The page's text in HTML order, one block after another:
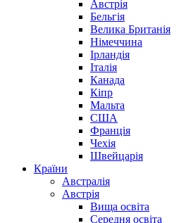
Австрія
Бельгія
Велика Британія
Німеччина
Ірландія
Італія
Канада
Кіпр
Мальта
США
Франція
Чехія
Швейцарія
Країни
Австралія
Австрія
Вища освіта
Середня освіта